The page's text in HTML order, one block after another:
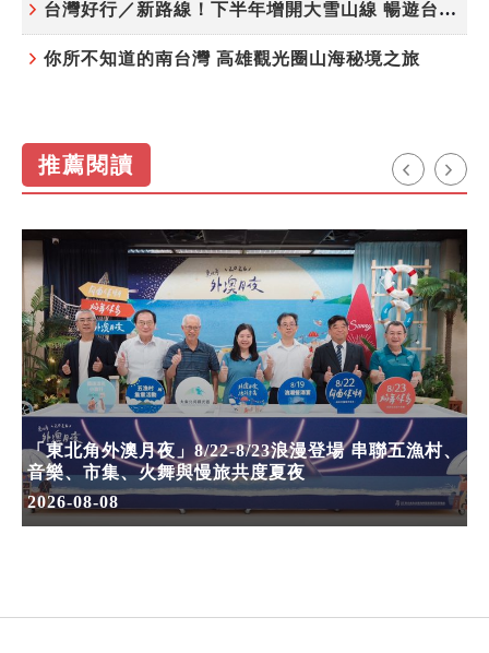
台灣好行／新路線！下半年增開大雪山線 暢遊台中更便利
你所不知道的南台灣 高雄觀光圈山海秘境之旅
推薦閱讀
「東北角外澳月夜」8/22-8/23浪漫登場 串聯五漁村、
音樂、市集、火舞與慢旅共度夏夜
2026-08-08